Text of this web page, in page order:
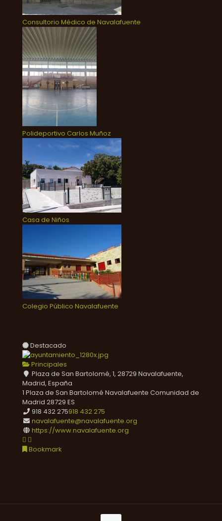
Consultorio Médico de Navalafuente
Polideportivo Carlos Muñoz
Casa de Niños
Colegio Público Navalafuente
Destacado
Principales
Plaza de San Bartolomé, 1, 28729 Navalafuente,
Madrid, España
1 Plaza de San Bartolomé Navalafuente Comunidad de
Madrid 28729 ES
918 432 275918 432 275
navalafuente@navalafuente.org
https://www.navalafuente.org
Bookmark